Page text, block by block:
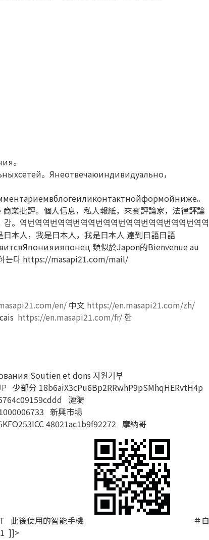
。
。Янеотвечаюиндивидуально，
。
商業批評。個人信息，私人報紙，來賓評論家，法律評論
감。역번역역번역역번역역번역역번역역번역역번역역번역역
日本人，我是日本人，我是日本人 達到日語日語
類似於Japon的Bienvenue au
는다 https://masapi21.com/mail/
en/ 中文 https://en.masapi21.com/zh/
https://en.masapi21.com/fr/한
Soutien et dons 지원기부
少部分 18b6aiX3cPu6Bp2RRwhP9pSMhqHERvtH4p
漣漪
新興市場
48021ac1b9f92272 摩納哥
此後使用的智能手機
＃自
]]>